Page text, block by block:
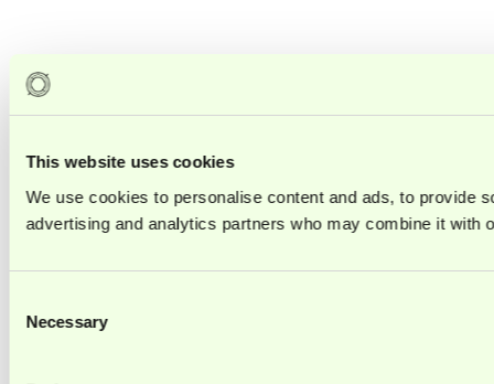
This website uses cookies
We use cookies to personalise content and ads, to provide
advertising and analytics partners who may combine it with
Selection
Necessary